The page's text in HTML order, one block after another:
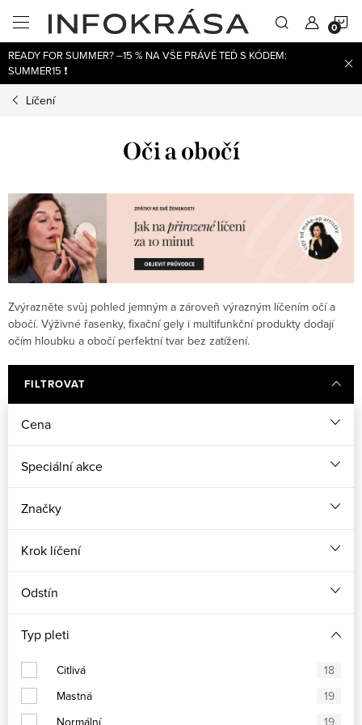
obsah
READY FOR SUMMER? –15 % NA VŠE PRÁVĚ TEĎ S KÓDEM:
SUMMER15 ❗
Líčení
Oči a obočí
Zvýrazněte svůj pohled jemným a zároveň výrazným líčením očí a
obočí. Výživné řasenky, fixační gely i multifunkční produkty dodají
očím hloubku a obočí perfektní tvar bez zatížení.
FILTROVAT
Cena
Speciální akce
Značky
Krok líčení
Odstín
Typ pleti
Citlivá
18
Mastná
19
Normální
19